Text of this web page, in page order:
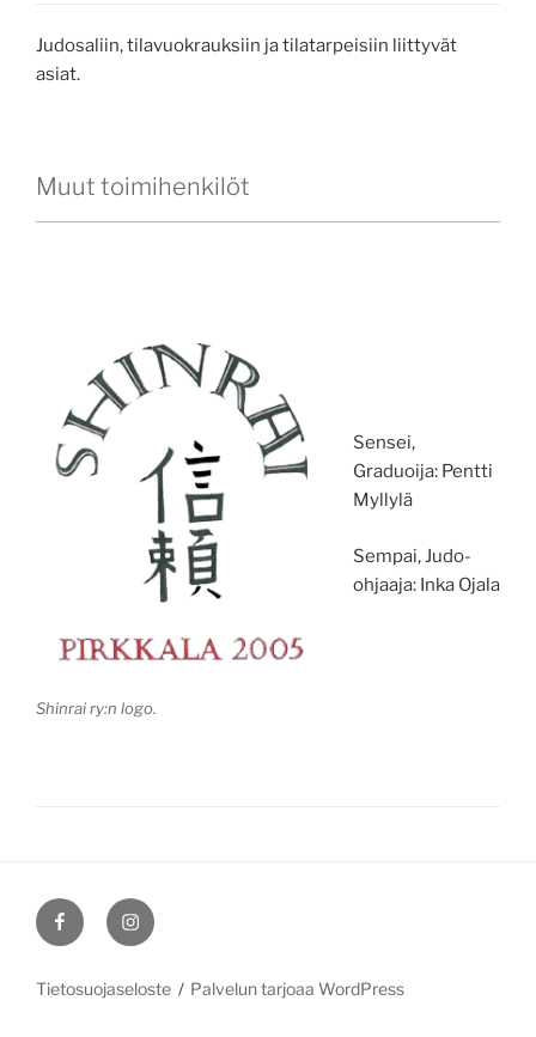
Judosaliin, tilavuokrauksiin ja tilatarpeisiin liittyvät
asiat.
Muut toimihenkilöt
Shinrai ry:n logo.
Sensei,
Graduoija: Pentti
Myllylä
Sempai, Judo-
ohjaaja: Inka Ojala
Shinrain
Facebook-
Shinrain
Instagram-
Tietosuojaseloste Palvelun tarjoaa WordPress